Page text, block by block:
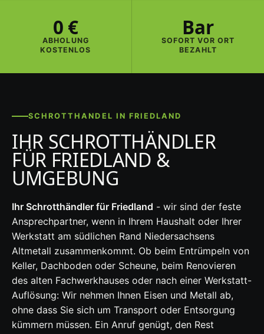
0 €
ABHOLUNG
KOSTENLOS
Bar
SOFORT VOR ORT
BEZAHLT
SCHROTTHANDEL IN FRIEDLAND
IHR SCHROTTHÄNDLER
FÜR FRIEDLAND &
UMGEBUNG
Ihr Schrotthändler für Friedland - wir sind der feste
Ansprechpartner, wenn in Ihrem Haushalt oder Ihrer
Werkstatt am südlichen Rand Niedersachsens
Altmetall zusammenkommt. Ob beim Entrümpeln von
Keller, Dachboden oder Scheune, beim Renovieren
des alten Fachwerkhauses oder nach einer Werkstatt-
Auflösung: Wir nehmen Ihnen Eisen und Metall ab,
ohne dass Sie sich um Transport oder Entsorgung
kümmern müssen. Ein Anruf genügt, den Rest